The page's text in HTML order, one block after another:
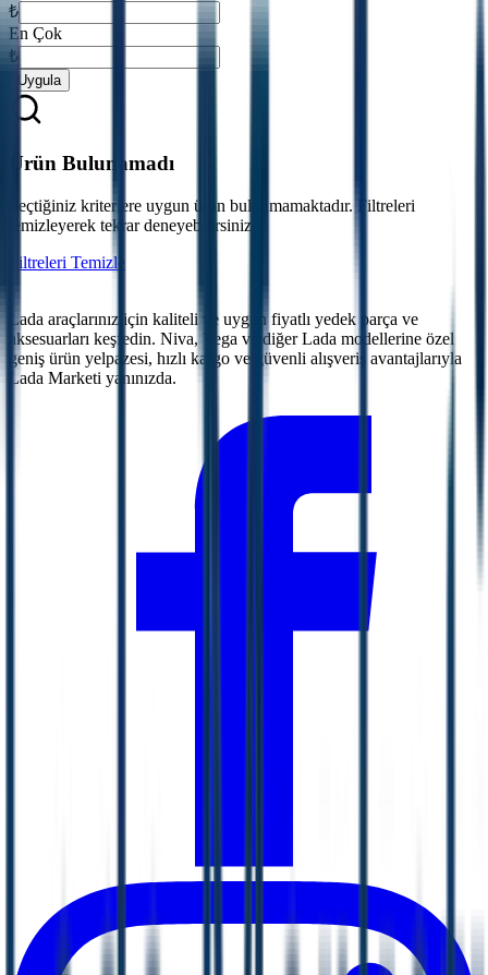
₺
En Çok
₺
Uygula
Ürün Bulunamadı
Seçtiğiniz kriterlere uygun ürün bulunmamaktadır. Filtreleri
temizleyerek tekrar deneyebilirsiniz.
Filtreleri Temizle
Lada araçlarınız için kaliteli ve uygun fiyatlı yedek parça ve
aksesuarları keşfedin. Niva, Vega ve diğer Lada modellerine özel
geniş ürün yelpazesi, hızlı kargo ve güvenli alışveriş avantajlarıyla
Lada Marketi yanınızda.